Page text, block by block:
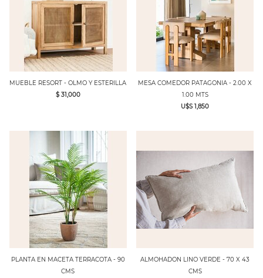
MUEBLE RESORT - OLMO Y ESTERILLA
$ 31,000
MESA COMEDOR PATAGONIA - 2.00 X
1.00 MTS
U$S 1,850
PLANTA EN MACETA TERRACOTA - 90
CMS
ALMOHADON LINO VERDE - 70 X 43
CMS